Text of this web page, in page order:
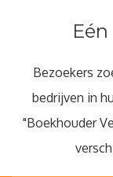
Bezoekers
bedrijven in
"Boekhouder